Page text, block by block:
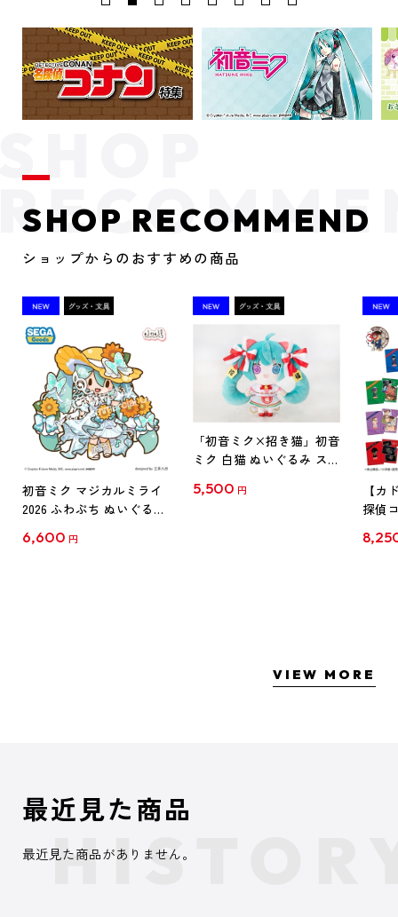
SHOP RECOMMEND
ショップからのおすすめの商品
初音ミク マジカルミライ
2026 ふわぷち ぬいぐるみ
6,600 円
「初音ミク×招き猫」初音
ミク 白猫 ぬいぐるみ スタ
5,500 円
【カ
探偵
クリ
VIEW MORE
最近見た商品
最近見た商品がありません。